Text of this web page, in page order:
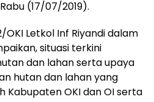
(17/07/2019).
Letkol Inf Riyandi dalam
situasi terkini
dan lahan serta upaya
hutan dan lahan yang
Kabupaten OKI dan OI serta